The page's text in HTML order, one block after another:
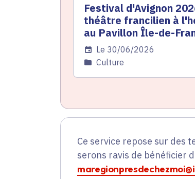
Festival d'Avignon
théâtre francilien à
au Pavillon Île-de-
Date de l'arrêté
Le 30/06/2026
Catégorie
Culture
Ce service repose sur des
serons ravis de bénéficier